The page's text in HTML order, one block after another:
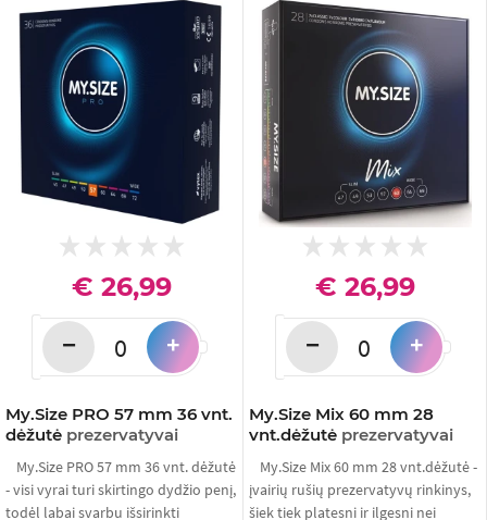
My.Size PRO 57 mm 36 vnt.
dėžutė prezervatyvai
€ 26,99
− +
My.Size PRO 57 mm 36 vnt. dėžutė
- visi vyrai turi skirtingo dydžio penį,
todėl labai svarbu išsirinkti
My.Size Mix 60 mm 28
vnt.dėžutė prezervatyvai
€ 26,99
− +
My.Size Mix 60 mm 28 vnt.dėžutė -
įvairių rušių prezervatyvų rinkinys,
šiek tiek platesni ir ilgesni nei